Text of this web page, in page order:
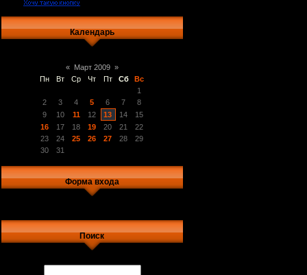
Календарь
« Март 2009 »
Пн
Вт Ср Чт Пт Сб
Вс
1
2
3 4 5 6 7
8
9
10 11 12 13 14
15
16
17 18 19 20 21
22
23
24 25 26 27 28
29
30
31
Форма входа
Поиск